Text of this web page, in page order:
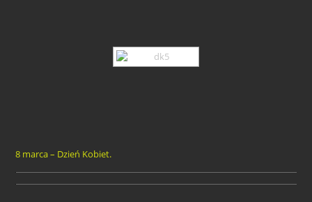
8 marca – Dzień Kobiet.